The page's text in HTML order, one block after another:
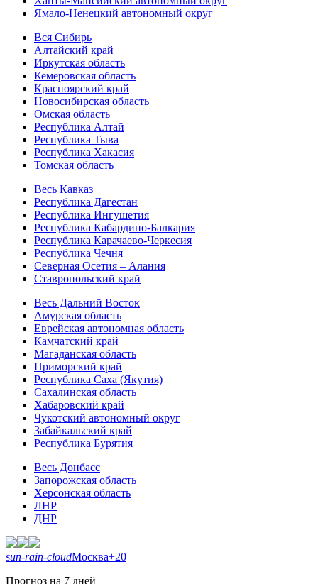
Ямало-Ненецкий автономный округ
Вся Сибирь
Алтайский край
Иркутская область
Кемеровская область
Красноярский край
Новосибирская область
Омская область
Республика Алтай
Республика Тыва
Республика Хакасия
Томская область
Весь Кавказ
Республика Дагестан
Республика Ингушетия
Республика Кабардино-Балкария
Республика Карачаево-Черкесия
Республика Чечня
Северная Осетия – Алания
Ставропольский край
Весь Дальний Восток
Амурская область
Еврейская автономная область
Камчатский край
Магаданская область
Приморский край
Республика Саха (Якутия)
Сахалинская область
Хабаровский край
Чукотский автономный округ
Забайкальский край
Республика Бурятия
Весь Донбасс
Запорожская область
Херсонская область
ЛНР
ДНР
sun-rain-cloudМосква+20
Прогноз на 7 дней